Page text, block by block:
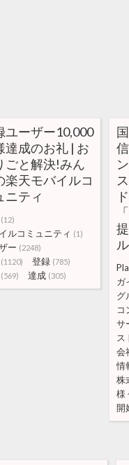
ユーザー10,000
達成のお礼 | お
ごと解決!みん
楽天モバイルコ
ニティ
(12)
ルコミュニティ (1)
ー (2248)
(1120) 登録 (785)
(569) 達成 (305)
ガ
グ
コ
サ
ス
会
情
株
様
開